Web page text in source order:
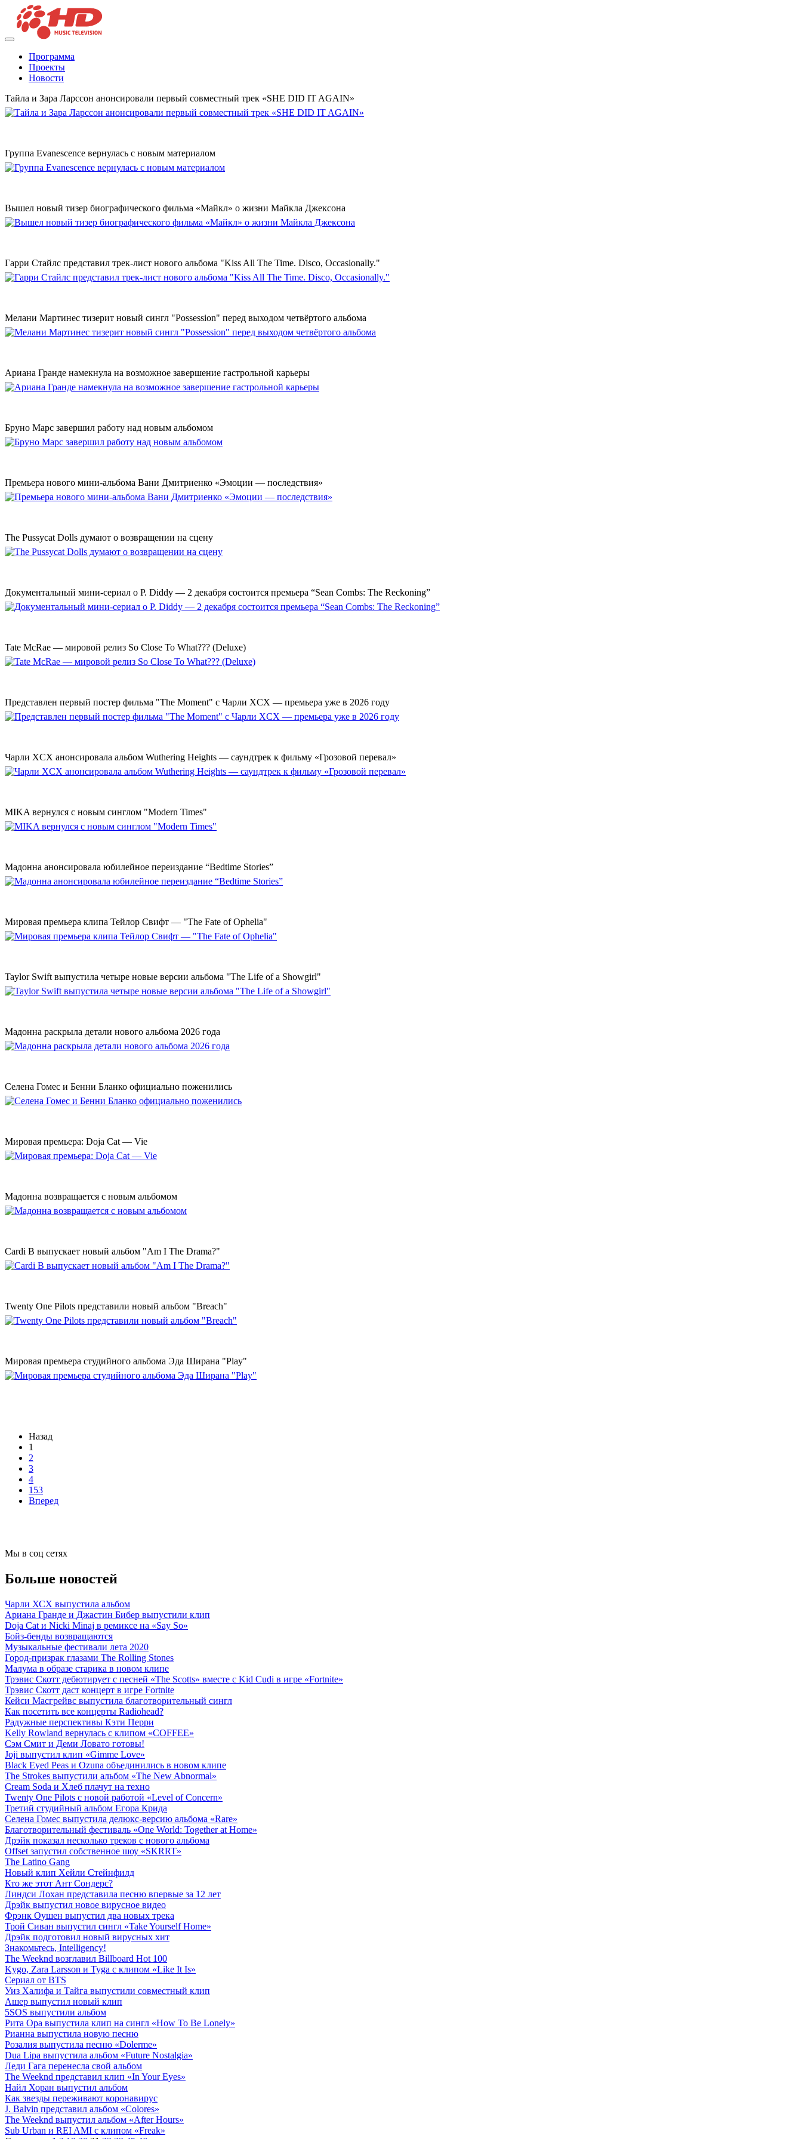
Программа
Проекты
Новости
Тайла и Зара Ларссон анонсировали первый совместный трек «SHE DID IT AGAIN»
Группа Evanescence вернулась с новым материалом
Вышел новый тизер биографического фильма «Майкл» о жизни Майкла Джексона
Гарри Стайлс представил трек-лист нового альбома "Kiss All The Time. Disco, Occasionally."
Мелани Мартинес тизерит новый сингл "Possession" перед выходом четвёртого альбома
Ариана Гранде намекнула на возможное завершение гастрольной карьеры
Бруно Марс завершил работу над новым альбомом
Премьера нового мини-альбома Вани Дмитриенко «Эмоции — последствия»
The Pussycat Dolls думают о возвращении на сцену
Документальный мини-сериал о P. Diddy — 2 декабря состоится премьера “Sean Combs: The Reckoning”
Tate McRae — мировой релиз So Close To What??? (Deluxe)
Представлен первый постер фильма "The Moment" с Чарли XCX — премьера уже в 2026 году
Чарли XCX анонсировала альбом Wuthering Heights — саундтрек к фильму «Грозовой перевал»
MIKA вернулся с новым синглом "Modern Times"
Мадонна анонсировала юбилейное переиздание “Bedtime Stories”
Мировая премьера клипа Тейлор Свифт — "The Fate of Ophelia"
Taylor Swift выпустила четыре новые версии альбома "The Life of a Showgirl"
Мадонна раскрыла детали нового альбома 2026 года
Селена Гомес и Бенни Бланко официально поженились
Мировая премьера: Doja Cat — Vie
Мадонна возвращается с новым альбомом
Cardi B выпускает новый альбом "Am I The Drama?"
Twenty One Pilots представили новый альбом "Breach"
Мировая премьера студийного альбома Эда Ширана "Play"
Назад
1
2
3
4
153
Вперед
Мы в соц сетях
Больше новостей
Чарли ХСХ выпустила альбом
Ариана Гранде и Джастин Бибер выпустили клип
Doja Cat и Nicki Minaj в ремиксе на «Say So»
Бойз-бенды возвращаются
Музыкальные фестивали лета 2020
Город-призрак глазами The Rolling Stones
Малума в образе старика в новом клипе
Трэвис Скотт дебютирует с песней «The Scotts» вместе с Kid Cudi в игре «Fortnite»
Трэвис Скотт даст концерт в игре Fortnite
Кейси Масгрейвс выпустила благотворительный сингл
Как посетить все концерты Radiohead?
Радужные перспективы Кэти Перри
Kelly Rowland вернулась с клипом «COFFEE»
Сэм Смит и Деми Ловато готовы!
Joji выпустил клип «Gimme Love»
Black Eyed Peas и Ozuna объединились в новом клипе
The Strokes выпустили альбом «The New Abnormal»
Cream Soda и Хлеб плачут на техно
Twenty One Pilots с новой работой «Level of Concern»
Третий студийный альбом Егора Крида
Селена Гомес выпустила делюкс-версию альбома «Rare»
Благотворительный фестиваль «One World: Together at Home»
Дрэйк показал несколько треков с нового альбома
Offset запустил собственное шоу «SKRRT»
The Latino Gang
Новый клип Хейли Стейнфилд
Кто же этот Ант Сондерс?
Линдси Лохан представила песню впервые за 12 лет
Дрэйк выпустил новое вирусное видео
Фрэнк Оушен выпустил два новых трека
Трой Сиван выпустил сингл «Take Yourself Home»
Дрэйк подготовил новый вирусных хит
Знакомьтесь, Intelligency!
The Weeknd возглавил Billboard Hot 100
Kygo, Zara Larsson и Tyga с клипом «Like It Is»
Сериал от BTS
Уиз Халифа и Тайга выпустили совместный клип
Ашер выпустил новый клип
5SOS выпустили альбом
Рита Ора выпустила клип на сингл «How To Be Lonely»
Рианна выпустила новую песню
Розалия выпустила песню «Dolerme»
Dua Lipa выпустила альбом «Future Nostalgia»
Леди Гага перенесла свой альбом
The Weeknd представил клип «In Your Eyes»
Найл Хоран выпустил альбом
Как звезды переживают коронавирус
J. Balvin представил альбом «Colores»
The Weeknd выпустил альбом «After Hours»
Sub Urban и REI AMI с клипом «Freak»